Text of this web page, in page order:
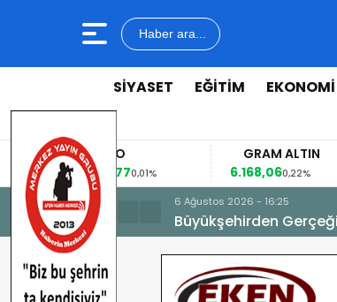
Haber ara...
SİYASET EĞİTİM EKONOMİ
EURO
53,84770,01%
GRAM ALTIN
6.168,060,22%
6 Ağustos 2026 - 16:25
Büyükşehirden